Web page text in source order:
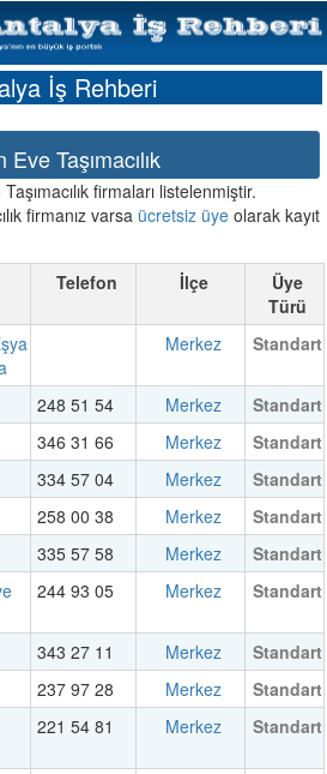
İş Rehberi
Eve Taşımacılık
firmaları listelenmiştir.
firmanız varsa ücretsiz üye olarak kayıt
Telefon İlçe
Üye
Türü
Merkez Standart
248 51 54 Merkez
Standart
346 31 66 Merkez
Standart
334 57 04 Merkez
Standart
258 00 38 Merkez
Standart
335 57 58 Merkez
Standart
244 93 05 Merkez Standart
343 27 11 Merkez
Standart
237 97 28 Merkez
Standart
221 54 81 Merkez Standart